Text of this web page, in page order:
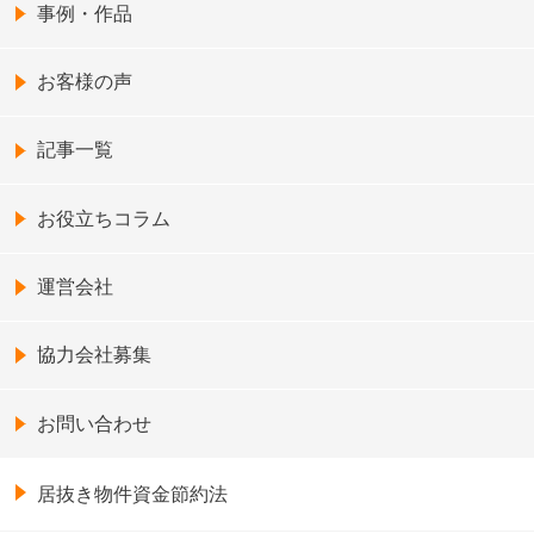
事例・作品
お客様の声
記事一覧
お役立ちコラム
運営会社
協力会社募集
お問い合わせ
居抜き物件資金節約法